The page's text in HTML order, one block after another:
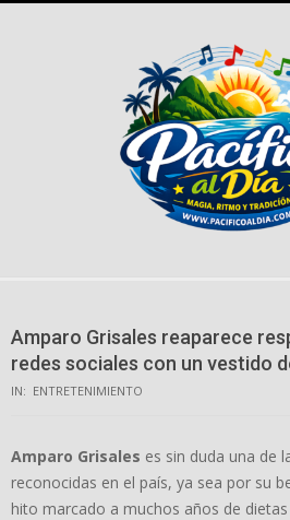
Amparo Grisales reaparece
redes sociales con un vestido
IN: ENTRETENIMIENTO
Amparo Grisales es sin duda una de
reconocidas en el país, ya sea por su
hito marcado a muchos años de